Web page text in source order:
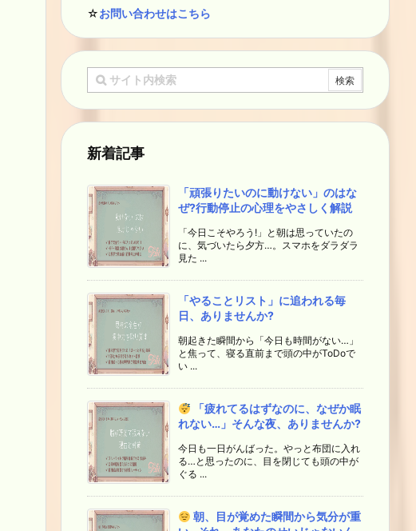
☆お問い合わせはこちら
新着記事
「頑張りたいのに動けない」のはな
ぜ?行動停止の心理をやさしく解説
「今日こそやろう!」と朝は思っていたの
に、気づいたら夕方…。スマホをダラダラ
見た ...
「やることリスト」に追われる毎
日、ありませんか?
朝起きた瞬間から「今日も時間がない…」
と焦って、寝る直前まで頭の中がToDoで
い ...
「疲れてるはずなのに、なぜか眠
れない…」そんな夜、ありませんか?
今日も一日がんばった。やっと布団に入れ
る…と思ったのに、目を閉じても頭の中が
ぐる ...
朝、目が覚めた瞬間から気分が重